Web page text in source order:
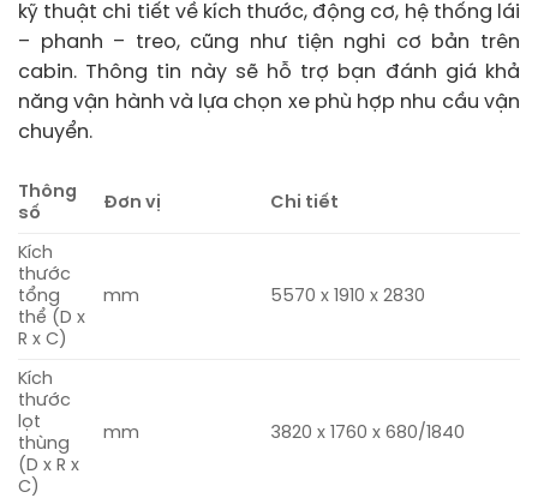
kỹ thuật chi tiết về kích thước, động cơ, hệ thống lái
– phanh – treo, cũng như tiện nghi cơ bản trên
cabin. Thông tin này sẽ hỗ trợ bạn đánh giá khả
năng vận hành và lựa chọn xe phù hợp nhu cầu vận
chuyển.
Thông
số
Đơn vị Chi tiết
Kích
thước
tổng
thể (D x
R x C)
mm 5570 x 1910 x 2830
Kích
thước
lọt
thùng
(D x R x
C)
mm 3820 x 1760 x 680/1840